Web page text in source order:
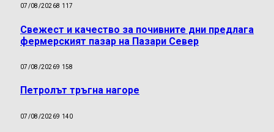
07/08/20268 117
Свежест и качество за почивните дни предлага
фермерският пазар на Пазари Север
07/08/20269 158
Петролът тръгна нагоре
07/08/20269 140